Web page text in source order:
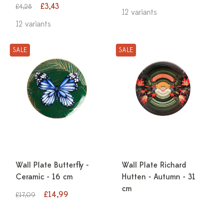
£4,28
£3,43
12 variants
12 variants
SALE
Wall Plate Butterfly -
Ceramic - 16 cm
£17,09 £14,99
SALE
Wall Plate Richard
Hutten - Autumn - 31
cm